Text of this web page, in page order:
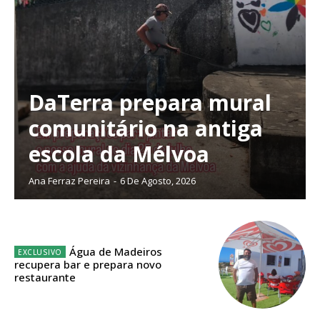
Planos de Assinatura
Faça-se assinante do Região de Cister e ajude-nos a manter este serviço
DaTerra prepara mural
comunitário na antiga
escola da Mélvoa
Ana Ferraz Pereira - 6 De Agosto, 2026
Água de Madeiros
recupera bar e prepara novo
restaurante